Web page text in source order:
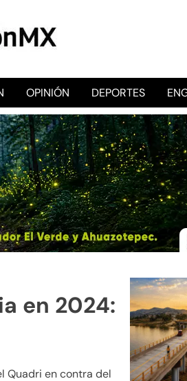
OPINIÓN DEPORTES
en 2024:
Quadri en contra del